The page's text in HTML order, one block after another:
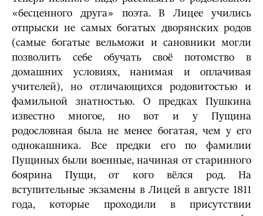
«бесценного друга» поэта. В Лицее учились
отпрыски не самых богатых дворянских родов
(самые богатые вельможи и сановники могли
позволить себе обучать своё потомство в
домашних условиях, нанимая и оплачивая
учителей), но отличающихся родовитостью и
фамильной знатностью. О предках Пушкина
известно многое, но вот и у Пущина
родословная была не менее богатая, чем у его
однокашника. Все предки его по фамилии
Пущиных были военные, начиная от старинного
боярина Пущи, от кого вёлся род. На
вступительные экзамены в Лицей в августе 1811
года, которые проходили в присутствии